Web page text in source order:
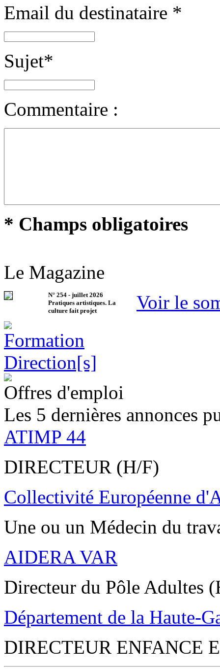
Email du destinataire *
Sujet*
Commentaire :
* Champs obligatoires
Le Magazine
N° 254 - juillet 2026
Pratiques artistiques. La
culture fait projet
Voir le
Offres d'emploi
Les 5 dernières annonces
ATIMP 44
DIRECTEUR (H/F)
Collectivité Européenne
Une ou un Médecin du
AIDERA VAR
Directeur du Pôle Adultes
Département de la Haute-
DIRECTEUR ENFANCE